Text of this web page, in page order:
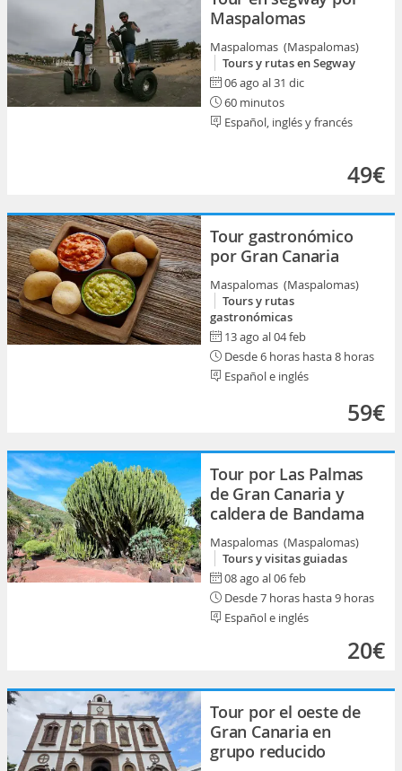
Maspalomas
Maspalomas (Maspalomas)
Tours y rutas en Segway
06 ago al 31 dic
60 minutos
Español, inglés y francés
49€
Tour gastronómico
por Gran Canaria
Maspalomas (Maspalomas)
Tours y rutas
gastronómicas
13 ago al 04 feb
Desde 6 horas hasta 8 horas
Español e inglés
59€
Tour por Las Palmas
de Gran Canaria y
caldera de Bandama
Maspalomas (Maspalomas)
Tours y visitas guiadas
08 ago al 06 feb
Desde 7 horas hasta 9 horas
Español e inglés
20€
Tour por el oeste de
Gran Canaria en
grupo reducido